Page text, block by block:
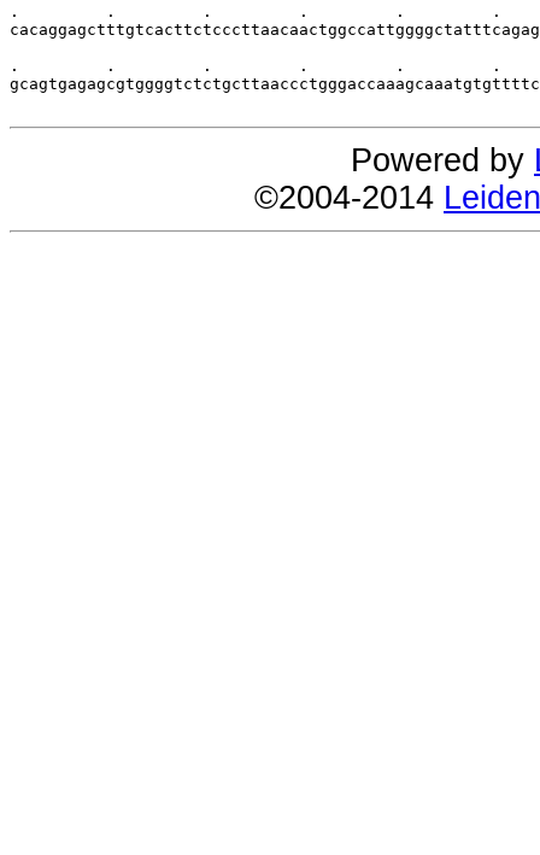
.         .         .         .         .         .
.         .         .         .         .         .
Powered by
©2004-2014